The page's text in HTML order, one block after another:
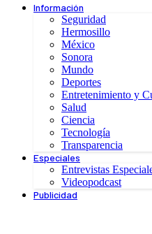
Información
Seguridad
Hermosillo
México
Sonora
Mundo
Deportes
Entretenimiento y
Salud
Ciencia
Tecnología
Transparencia
Especiales
Entrevistas
Videopodcast
Publicidad